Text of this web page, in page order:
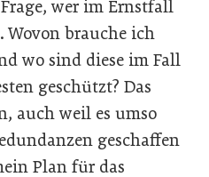
wer im Ernstfall
brauche ich
wo sind diese im Fall
geschützt? Das
auch weil es umso
geschaffen
Plan für das